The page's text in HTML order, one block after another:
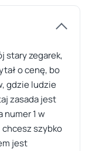
stary zegarek,
o cenę, bo
gdzie ludzie
zasada jest
numer 1 w
chcesz szybko
jest